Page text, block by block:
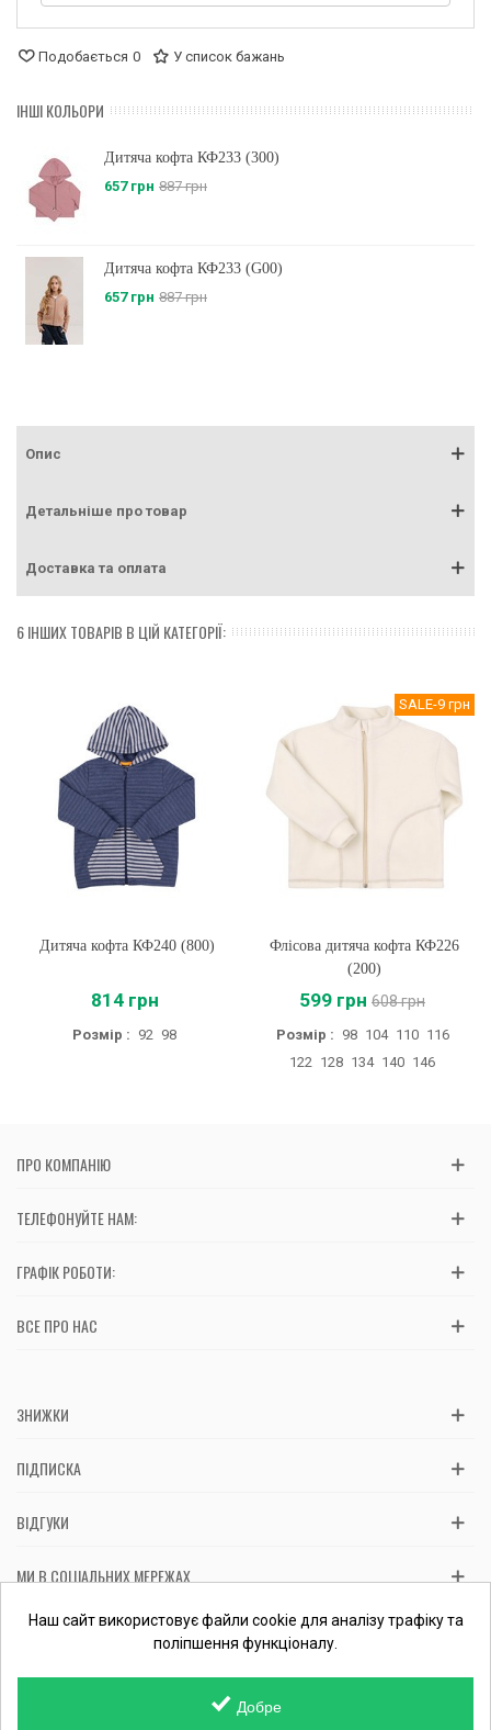
Подобається 0 У список бажань
ІНШІ КОЛЬОРИ
Дитяча кофта КФ233 (300)
657 грн 887 грн
Дитяча кофта КФ233 (G00)
657 грн 887 грн
Опис
Детальніше про товар
Доставка та оплата
6 ІНШИХ ТОВАРІВ В ЦІЙ КАТЕГОРІЇ:
Дитяча кофта КФ240 (800)
814 грн
Розмір : 92 98
SALE-9 грн
Флісова дитяча кофта КФ226
(200)
599 грн 608 грн
Розмір : 98 104 110 116
122 128 134 140 146
ПРО КОМПАНІЮ
ТЕЛЕФОНУЙТЕ НАМ:
ГРАФІК РОБОТИ:
ВСЕ ПРО НАС
ЗНИЖКИ
ПІДПИСКА
ВІДГУКИ
МИ В СОЦІАЛЬНИХ МЕРЕЖАХ
Вас обслуговує: ФОП Косташ С.І., номер запису в ЄДР 2 673 000
0000 057597 від 06.01.2017.Перевірити ФОП
Наш сайт використовує файли cookie для аналізу трафіку та
поліпшення функціоналу.
Добре